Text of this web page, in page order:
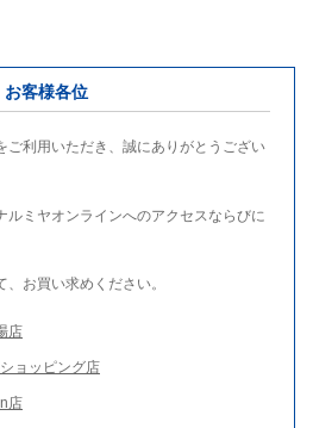
お客様各位
ご利用いただき、誠にありがとうござい
ルミヤオンラインへのアクセスならびに
お買い求めください。
店
ョッピング店
店